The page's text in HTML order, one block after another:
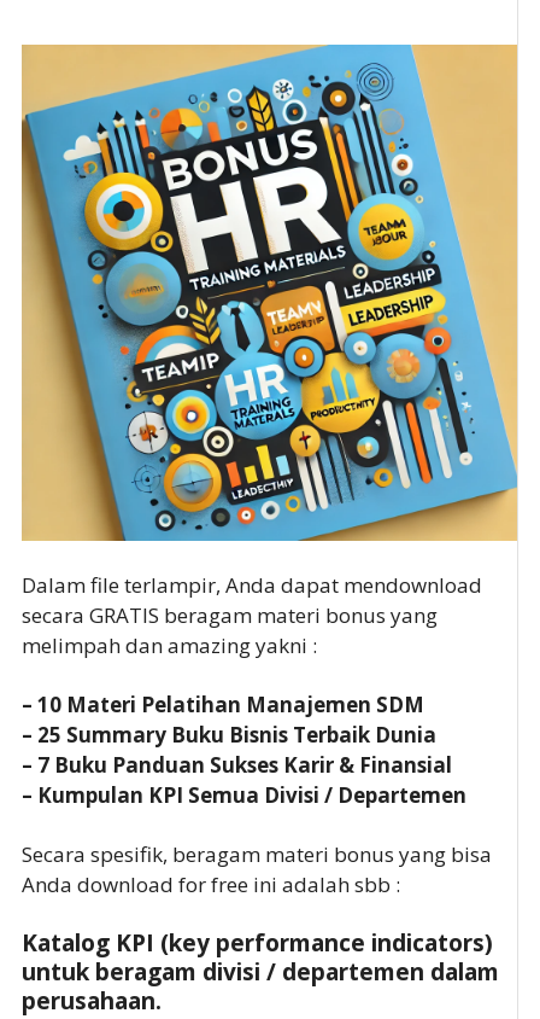
Dalam file terlampir, Anda dapat mendownload
secara GRATIS beragam materi bonus yang
melimpah dan amazing yakni :
– 10 Materi Pelatihan Manajemen SDM
– 25 Summary Buku Bisnis Terbaik Dunia
– 7 Buku Panduan Sukses Karir & Finansial
– Kumpulan KPI Semua Divisi / Departemen
Secara spesifik, beragam materi bonus yang bisa
Anda download for free ini adalah sbb :
Katalog KPI (key performance indicators)
untuk beragam divisi / departemen dalam
perusahaan.